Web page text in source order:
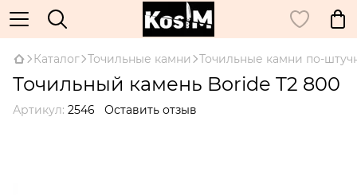
Каталог Точильные камни Точильные камни по-
Точильный камень Boride T2 800
Артикул: 2546 Оставить отзыв